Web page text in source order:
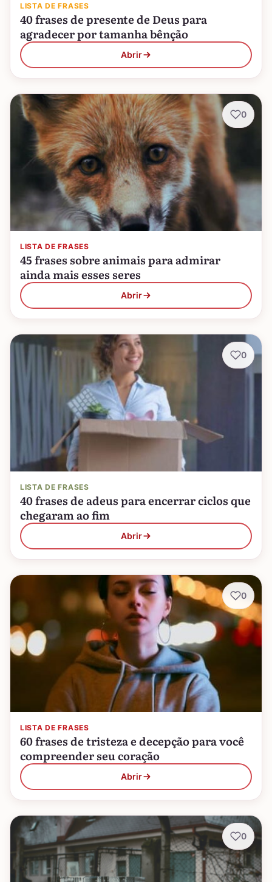
LISTA DE FRASES
40 frases de presente de Deus para
agradecer por tamanha bênção
Abrir
LISTA DE FRASES
45 frases sobre animais para admirar
ainda mais esses seres
Abrir
0
LISTA DE FRASES
40 frases de adeus para encerrar ciclos que
chegaram ao fim
Abrir
0
LISTA DE FRASES
60 frases de tristeza e decepção para você
compreender seu coração
Abrir
0
0